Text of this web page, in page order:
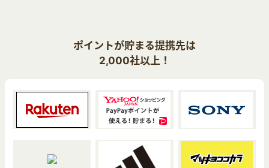
ポイントが貯まる提携先は
2,000社以上！